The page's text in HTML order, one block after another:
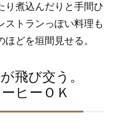
り煮込んだりと手間ひ
ストランっぽい料理も
どを垣間見せる。
飛び交う。
ヒーＯＫ